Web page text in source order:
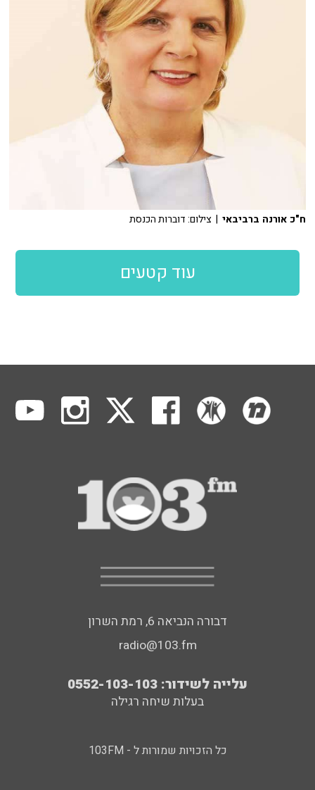
ח"כ אורנה ברביבאי | צילום: דוברות הכנסת
עוד קטעים
דבורה הנביאה 6, רמת השרון
radio@103.fm
עלייה לשידור: 0552-103-103
בעלות שיחה רגילה
כל הזכויות שמורות ל - 103FM